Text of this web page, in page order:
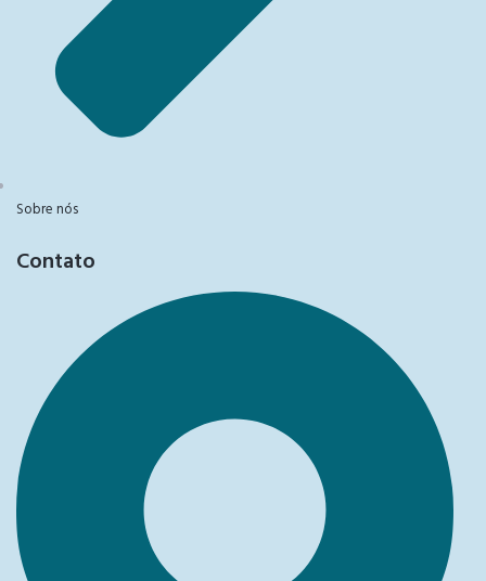
Sobre nós
Contato